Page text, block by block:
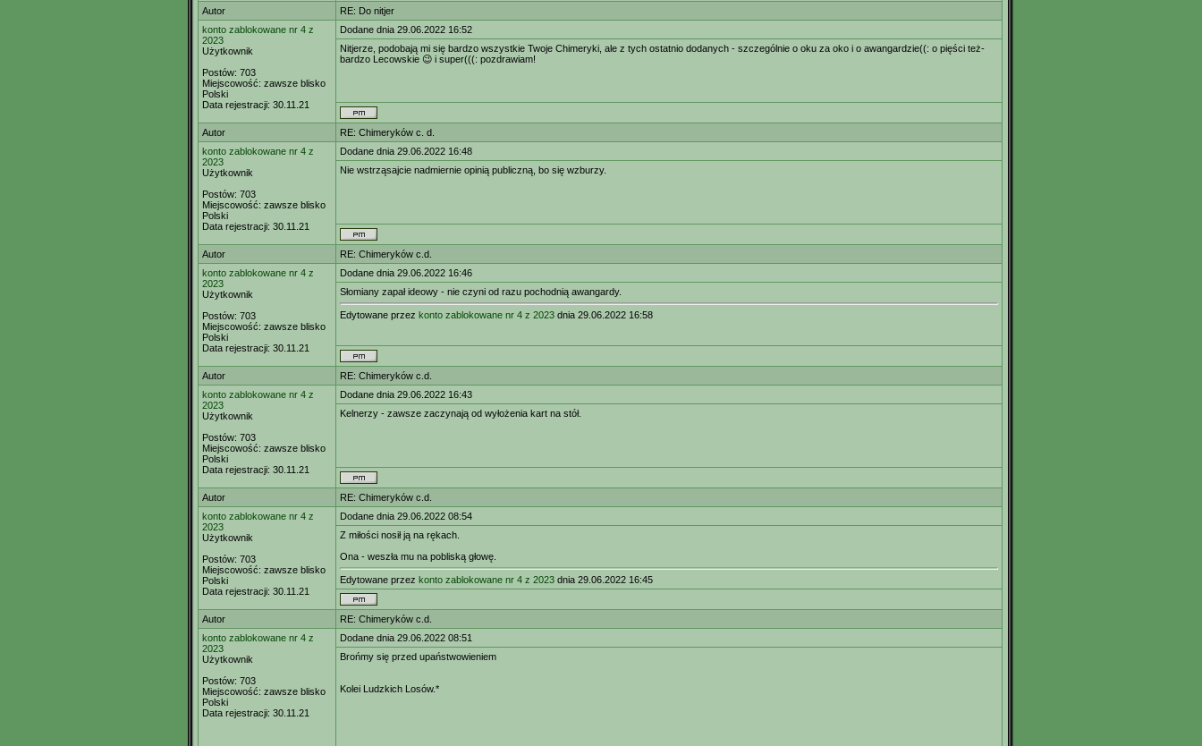
Autor
RE: Do nitjer
konto zablokowane nr 4 z
2023
Użytkownik
Postów: 703
Miejscowość: zawsze blisko
Polski
Data rejestracji: 30.11.21
Dodane dnia 29.06.2022 16:52
Nitjerze, podobają mi się bardzo wszystkie Twoje Chimeryki, ale z tych ostatnio dodanych - szczególnie o oku za oko i o awangardzie((: o pięści też-
bardzo Lecowskie 😉 i super(((: pozdrawiam!
Autor
RE: Chimeryków c. d.
konto zablokowane nr 4 z
2023
Użytkownik
Postów: 703
Miejscowość: zawsze blisko
Polski
Data rejestracji: 30.11.21
Dodane dnia 29.06.2022 16:48
Nie wstrząsajcie nadmiernie opinią publiczną, bo się wzburzy.
Autor
RE: Chimeryków c.d.
konto zablokowane nr 4 z
2023
Użytkownik
Postów: 703
Miejscowość: zawsze blisko
Polski
Data rejestracji: 30.11.21
Dodane dnia 29.06.2022 16:46
Słomiany zapał ideowy - nie czyni od razu pochodnią awangardy.
Edytowane przez konto zablokowane nr 4 z 2023 dnia 29.06.2022 16:58
Autor
RE: Chimeryków c.d.
konto zablokowane nr 4 z
2023
Użytkownik
Postów: 703
Miejscowość: zawsze blisko
Polski
Data rejestracji: 30.11.21
Dodane dnia 29.06.2022 16:43
Kelnerzy - zawsze zaczynają od wyłożenia kart na stół.
Autor
RE: Chimeryków c.d.
konto zablokowane nr 4 z
2023
Użytkownik
Postów: 703
Miejscowość: zawsze blisko
Polski
Data rejestracji: 30.11.21
Dodane dnia 29.06.2022 08:54
Z miłości nosił ją na rękach.
Ona - weszła mu na pobliską głowę.
Edytowane przez konto zablokowane nr 4 z 2023 dnia 29.06.2022 16:45
Autor
RE: Chimeryków c.d.
konto zablokowane nr 4 z
2023
Użytkownik
Postów: 703
Miejscowość: zawsze blisko
Polski
Data rejestracji: 30.11.21
Dodane dnia 29.06.2022 08:51
Brońmy się przed upaństwowieniem
Kolei Ludzkich Losów.*